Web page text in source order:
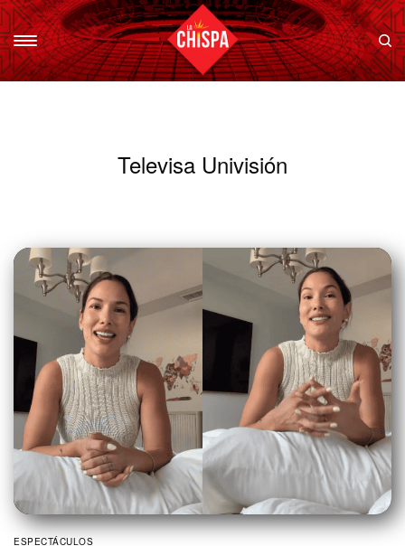
Televisa Univisión
ESPECTÁCULOS